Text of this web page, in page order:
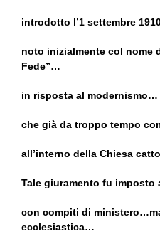
introdotto l’1 settembre
noto inizialmente col nome
Fede”…
in risposta al modernismo…
che già da troppo tempo
all’interno della Chiesa
Tale giuramento fu
con compiti di
ecclesiastica…